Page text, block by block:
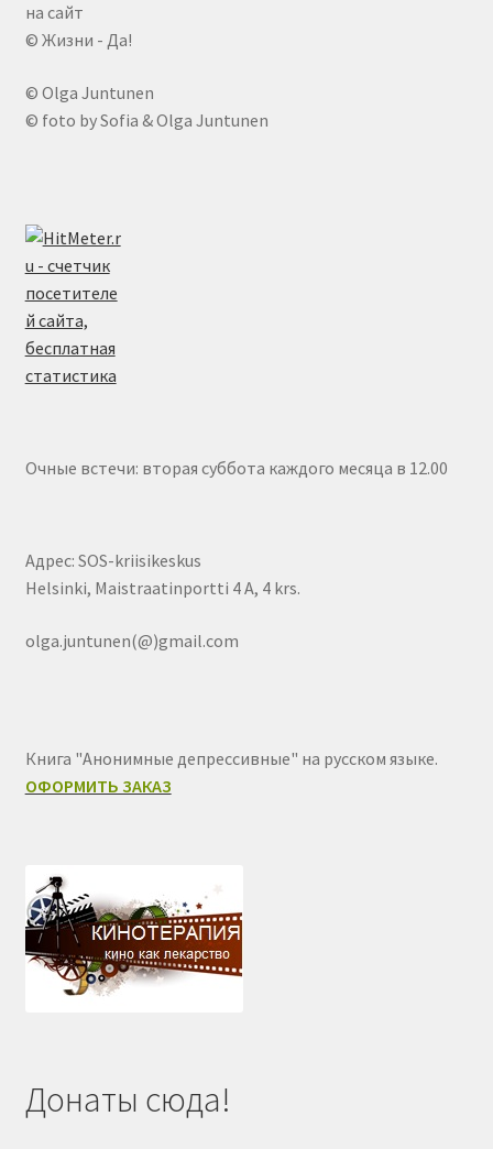
на сайт
© Жизни - Да!
© Olga Juntunen
© foto by Sofia & Olga Juntunen
Очные встечи: вторая суббота каждого месяца в 12.00
Адрес: SOS-kriisikeskus
Helsinki, Maistraatinportti 4 A, 4 krs.
olga.juntunen(@)gmail.com
Книга "Анонимные депрессивные" на русском языке.
ОФОРМИТЬ ЗАКАЗ
Донаты сюда!